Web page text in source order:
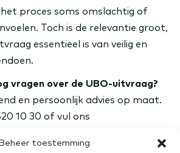
Beheer toestemming
proces soms omslachtig of
Toch is de relevantie groot,
essentieel is van veilig en
vragen over de UBO-uitvraag?
en persoonlijk advies op maat.
10 30 of vul ons